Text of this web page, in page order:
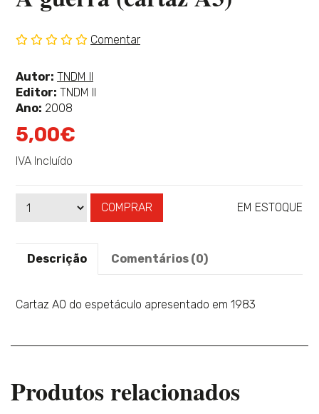
classificação
Comentar
Autor: Ver
mais
sobre
TNDM II
Editor: TNDM II
Ano: 2008
5,00€
IVA Incluído
Qtd COMPRAR
Disponibilidade: EM ESTOQUE
Descrição Comentários (0)
Cartaz A0 do espetáculo apresentado em 1983
Produtos relacionados